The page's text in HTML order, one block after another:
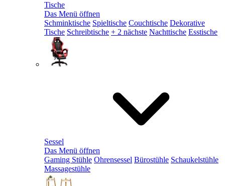
Tische
Das Menü öffnen
Schminktische Spieltische Couchtische Dekorative
Tische Schreibtische + 2 nächste Nachttische Esstische
Sessel
Das Menü öffnen
Gaming Stühle Ohrensessel Bürostühle Schaukelstühle
Massagestühle